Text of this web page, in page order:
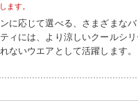
ます。
に応じて選べる、さまざまな
ィには、より涼しいクールシ
ないウエアとして活躍します。